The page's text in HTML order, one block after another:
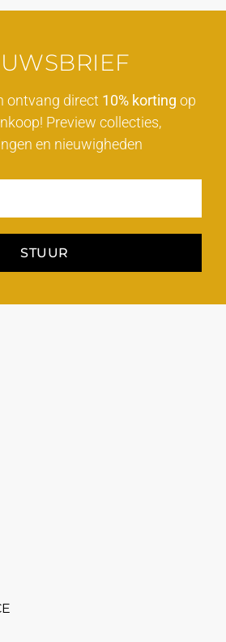
ontvang direct 10% korting op
Preview collecties,
en nieuwigheden
STUUR